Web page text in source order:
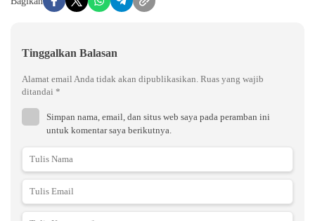
Tinggalkan Balasan
Alamat email Anda tidak akan dipublikasikan. Ruas yang wajib
ditandai *
Simpan nama, email, dan situs web saya pada peramban ini
untuk komentar saya berikutnya.